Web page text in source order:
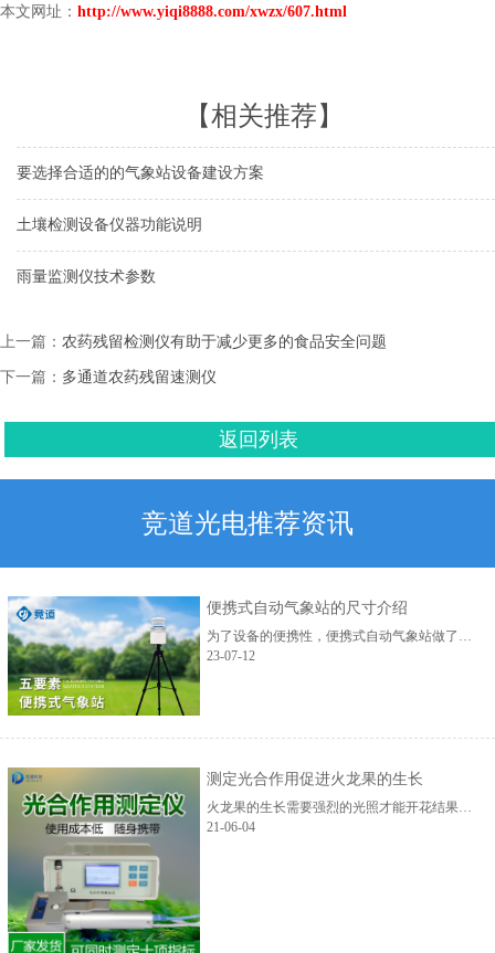
本文网址： http://www.yiqi8888.com/xwzx/607.html
【相关推荐】
要选择合适的的气象站设备建设方案
土壤检测设备仪器功能说明
雨量监测仪技术参数
上一篇： 农药残留检测仪有助于减少更多的食品安全问题
下一篇： 多通道农药残留速测仪
返回列表
竞道光电推荐资讯
便携式自动气象站的尺寸介绍
为了设备的便携性，便携式自动气象站做了专门的设计。 便携式自动气象站观测支架轻快便携，可快速收缩，3分钟即可完成布设，支架完全收缩后整体高度只有0.5米，总重量：≤5kg。设备整体体积小，重量轻，十分的方便携带。...
23-07-12
测定光合作用促进火龙果的生长
火龙果的生长需要强烈的光照才能开花结果，为了促使火龙果反季节开花结果，可以采用补光灯技术代替太阳光进行补光。...
21-06-04